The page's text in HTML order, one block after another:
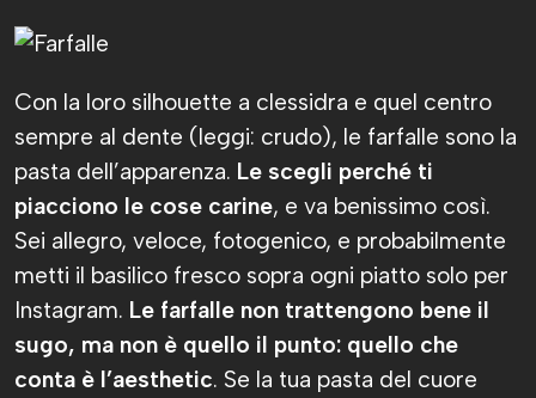
Con la loro silhouette a clessidra e quel centro
sempre al dente (leggi: crudo), le farfalle sono la
pasta dell’apparenza. Le scegli perché ti
piacciono le cose carine, e va benissimo così.
Sei allegro, veloce, fotogenico, e probabilmente
metti il basilico fresco sopra ogni piatto solo per
Instagram. Le farfalle non trattengono bene il
sugo, ma non è quello il punto: quello che
conta è l’aesthetic. Se la tua pasta del cuore